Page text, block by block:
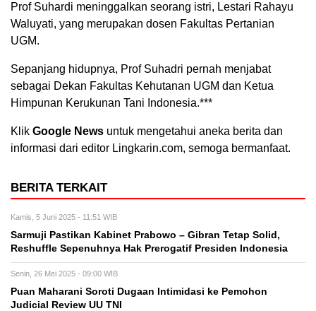
Prof Suhardi meninggalkan seorang istri, Lestari Rahayu
Waluyati, yang merupakan dosen Fakultas Pertanian
UGM.
Sepanjang hidupnya, Prof Suhadri pernah menjabat
sebagai Dekan Fakultas Kehutanan UGM dan Ketua
Himpunan Kerukunan Tani Indonesia.***
Klik Google News untuk mengetahui aneka berita dan
informasi dari editor Lingkarin.com, semoga bermanfaat.
BERITA TERKAIT
Kamis, 5 Juni 2025 - 11:51 WIB
Sarmuji Pastikan Kabinet Prabowo – Gibran Tetap Solid,
Reshuffle Sepenuhnya Hak Prerogatif Presiden Indonesia
Senin, 26 Mei 2025 - 09:00 WIB
Puan Maharani Soroti Dugaan Intimidasi ke Pemohon
Judicial Review UU TNI